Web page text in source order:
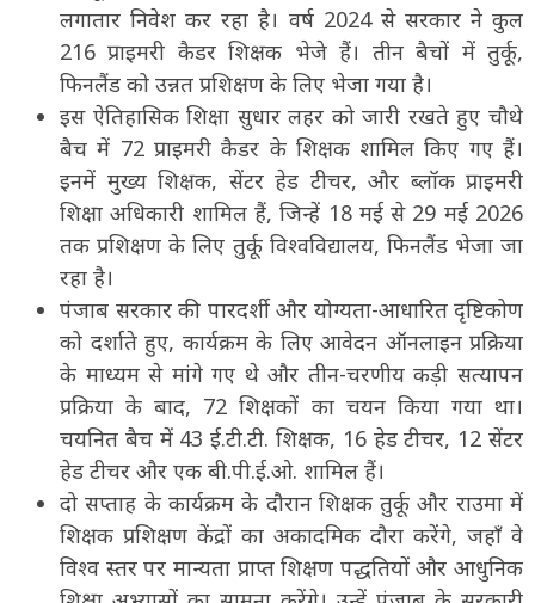
लगातार निवेश कर रहा है। वर्ष 2024 से सरकार ने कुल
216 प्राइमरी कैडर शिक्षक भेजे हैं। तीन बैचों में तुर्कू,
फिनलैंड को उन्नत प्रशिक्षण के लिए भेजा गया है।
इस ऐतिहासिक शिक्षा सुधार लहर को जारी रखते हुए चौथे
बैच में 72 प्राइमरी कैडर के शिक्षक शामिल किए गए हैं।
इनमें मुख्य शिक्षक, सेंटर हेड टीचर, और ब्लॉक प्राइमरी
शिक्षा अधिकारी शामिल हैं, जिन्हें 18 मई से 29 मई 2026
तक प्रशिक्षण के लिए तुर्कू विश्वविद्यालय, फिनलैंड भेजा जा
रहा है।
पंजाब सरकार की पारदर्शी और योग्यता-आधारित दृष्टिकोण
को दर्शाते हुए, कार्यक्रम के लिए आवेदन ऑनलाइन प्रक्रिया
के माध्यम से मांगे गए थे और तीन-चरणीय कड़ी सत्यापन
प्रक्रिया के बाद, 72 शिक्षकों का चयन किया गया था।
चयनित बैच में 43 ई.टी.टी. शिक्षक, 16 हेड टीचर, 12 सेंटर
हेड टीचर और एक बी.पी.ई.ओ. शामिल हैं।
दो सप्ताह के कार्यक्रम के दौरान शिक्षक तुर्कू और राउमा में
शिक्षक प्रशिक्षण केंद्रों का अकादमिक दौरा करेंगे, जहाँ वे
विश्व स्तर पर मान्यता प्राप्त शिक्षण पद्धतियों और आधुनिक